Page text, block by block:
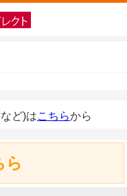
ど)はこちらから
ら